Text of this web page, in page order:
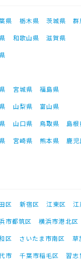
県 栃木県 茨城県
群
和歌山県
滋賀県
宮城県
福島県
山梨県
富山県
山口県 鳥取県 島根
宮崎県 熊本県 鹿
区 新宿区 江東区 江
市都筑区 横浜市港北区
区 さいたま市南区 草
市 千葉市稲毛区 習志